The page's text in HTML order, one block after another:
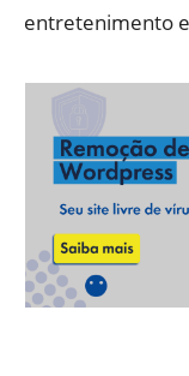
entretenimento